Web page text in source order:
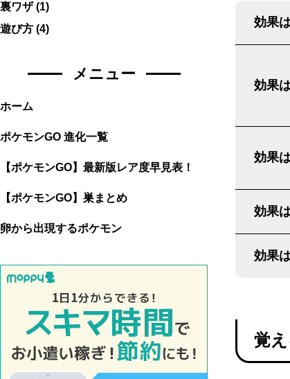
効果
効果
効果
効果
効果
覚
裏ワザ(1)
遊び方 (4)
メニュー
ホーム
ポケモンGO 進化一覧
【ポケモンGO】最新版レア度早見表！
【ポケモンGO】巣まとめ
卵から出現するポケモン